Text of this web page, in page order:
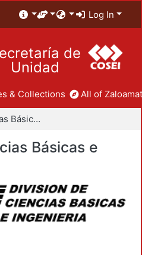
Log In
de
Unidad
& Collections All of
División de Ciencias Básicas e Ingeniería
Básicas e